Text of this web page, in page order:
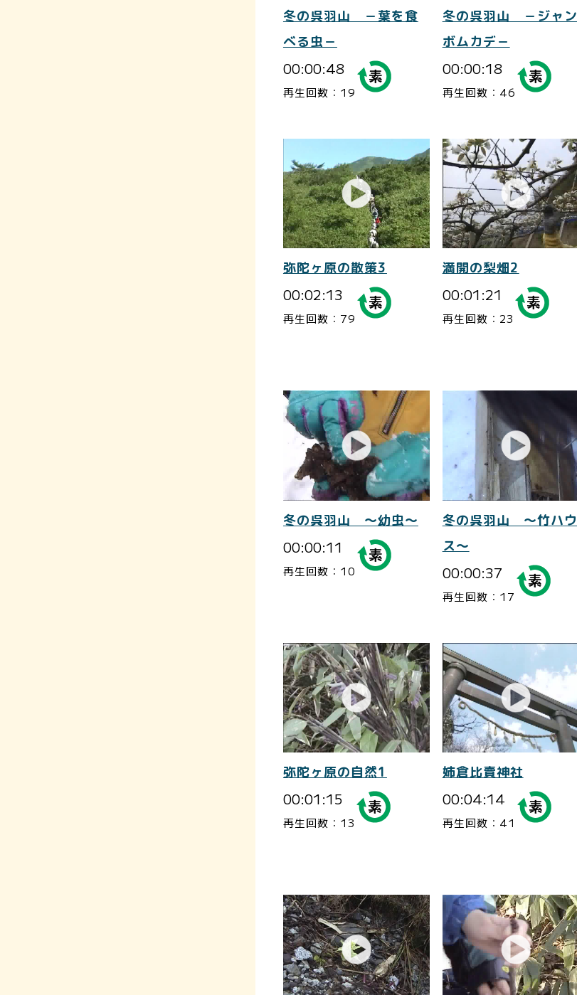
冬の呉羽山 －葉を食
べる虫－
00:00:48
再生回数：19
冬の呉羽山 －ジャン
ボムカデ－
00:00:18
再生回数：46
弥陀ヶ原の散策3
00:02:13
再生回数：79
満開の梨畑2
00:01:21
再生回数：23
冬の呉羽山 ～幼虫～
00:00:11
再生回数：10
冬の呉羽山 ～竹ハウ
ス～
00:00:37
再生回数：17
弥陀ヶ原の自然1
00:01:15
再生回数：13
姉倉比賣神社
00:04:14
再生回数：41